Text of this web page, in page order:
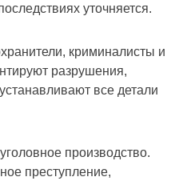
уточняется.
криминалисты и
разрушения,
все детали
производство.
преступление,